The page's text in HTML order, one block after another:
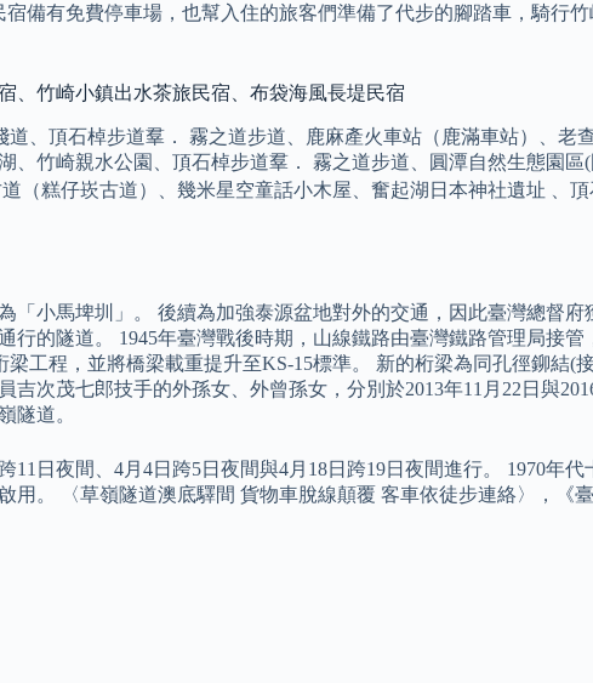
備有免費停車場，也幫入住的旅客們準備了代步的腳踏車，騎行
、竹崎小鎮出水茶旅民宿、布袋海風長堤民宿
、頂石棹步道羣． 霧之道步道、鹿麻產火車站（鹿滿車站）、
、竹崎親水公園、頂石棹步道羣． 霧之道步道、圓潭自然生態園
（糕仔崁古道）、幾米星空童話小木屋、奮起湖日本神社遺址 、
「小馬埤圳」。 後續為加強泰源盆地對外的交通，因此臺灣總督
的隧道。 1945年臺灣戰後時期，山線鐵路由臺灣鐵路管理局接
工程，並將橋梁載重提升至KS-15標準。 新的桁梁為同孔徑鉚結(
次茂七郎技手的外孫女、外曾孫女，分別於2013年11月22日與
隧道。
11日夜間、4月4日跨5日夜間與4月18日跨19日夜間進行。 1970年
。 〈草嶺隧道澳底驛間 貨物車脫線顛覆 客車依徒步連絡〉，《臺